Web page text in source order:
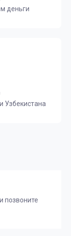
деньги
Узбекистана
позвоните